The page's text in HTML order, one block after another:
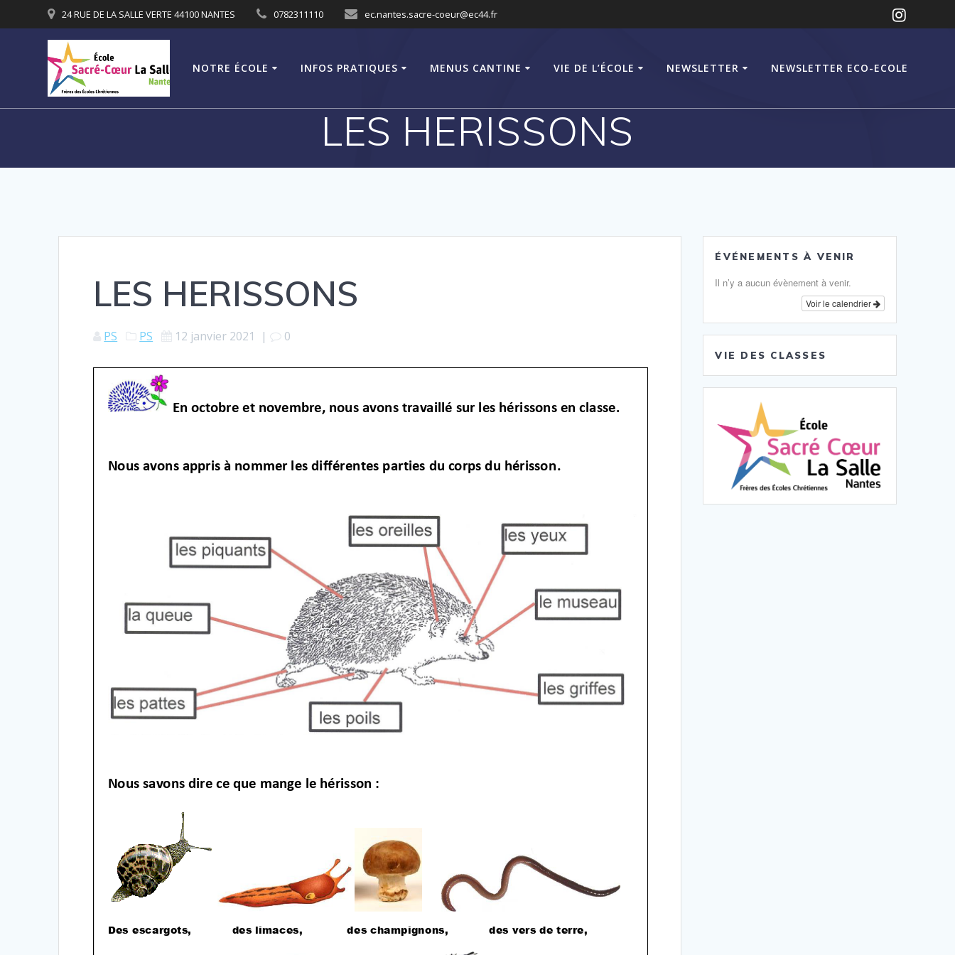
au
24 RUE DE LA SALLE VERTE 44100 NANTES 0782311110 ec.nantes.sacre-coeur@ec44.fr
NOTRE ÉCOLE INFOS PRATIQUES MENUS CANTINE VIE DE L’ÉCOLE NEWSLETTER NEWSLETTER ECO-ECOLE
LES HERISSONS
LES HERISSONS
PS PS 12 janvier 2021 | 0
ÉVÉNEMENTS À VENIR
Il n’y a aucun évènement à venir.
Voir le calendrier
VIE DES CLASSES